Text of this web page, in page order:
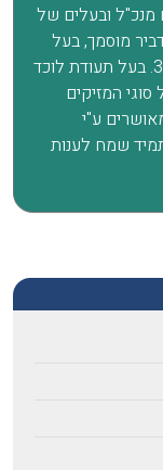
מנכ"ל ובעלים של
מוסמך, בעל
רישיון הדברה מספר 3054. בעל תעודת לוכד
המזיקים
ע"י
שמח לענות